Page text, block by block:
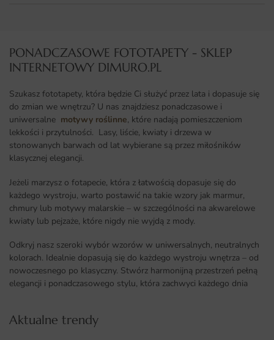
PONADCZASOWE FOTOTAPETY - SKLEP
INTERNETOWY DIMURO.PL​
Szukasz fototapety, która będzie Ci służyć przez lata i dopasuje się
do zmian we wnętrzu? U nas znajdziesz ponadczasowe i
uniwersalne motywy roślinne, które nadają pomieszczeniom
lekkości i przytulności. Lasy, liście, kwiaty i drzewa w
stonowanych barwach od lat wybierane są przez miłośników
klasycznej elegancji.
Jeżeli marzysz o fotapecie, która z łatwością dopasuje się do
każdego wystroju, warto postawić na takie wzory jak marmur,
chmury lub motywy malarskie – w szczególności na akwarelowe
kwiaty lub pejzaże, które nigdy nie wyjdą z mody.
Odkryj nasz szeroki wybór wzorów w uniwersalnych, neutralnych
kolorach. Idealnie dopasują się do każdego wystroju wnętrza – od
nowoczesnego po klasyczny. Stwórz harmonijną przestrzeń pełną
elegancji i ponadczasowego stylu, która zachwyci każdego dnia
Aktualne trendy​